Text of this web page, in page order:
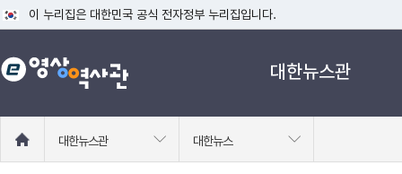
이 누리집은 대한민국 공식 전자정부 누리집입니다.
공식 누리집 주소 확인하기
go.kr 주소를 사용하는 누리집은 대한민국 정부기관이 관리하는 누리집입니
대한뉴스관
로
대한뉴스관 대한뉴스